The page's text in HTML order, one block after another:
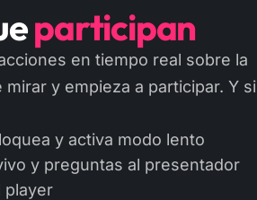
participan
en tiempo real sobre la
y empieza a participar. Y si
y activa modo lento
y preguntas al presentador
player